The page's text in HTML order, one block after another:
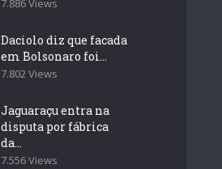
7.886 Views
Daciolo diz que facada
em Bolsonaro foi...
7.802 Views
Jaguaraçu entra na
disputa por fábrica
da...
7.556 Views